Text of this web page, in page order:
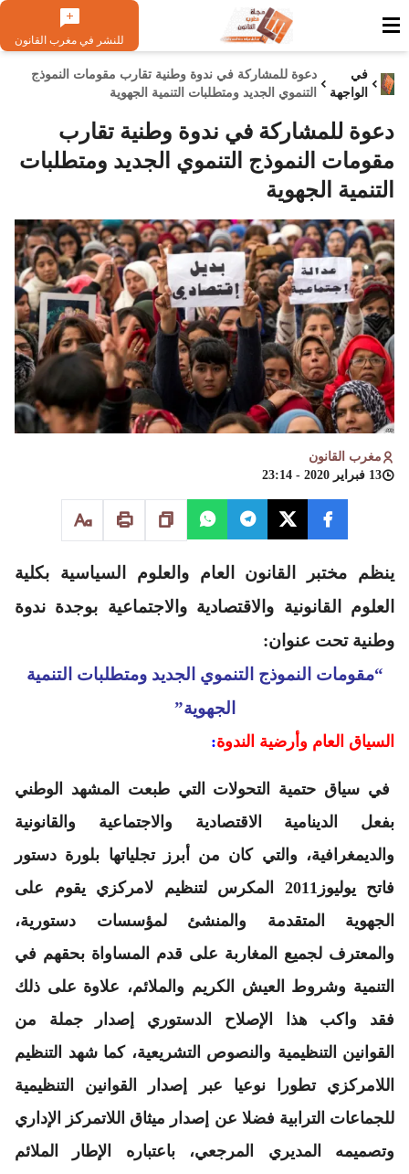
للنشر في مغرب القانون
في
الواجهة
دعوة للمشاركة في ندوة وطنية تقارب مقومات النموذج
التنموي الجديد ومتطلبات التنمية الجهوية
دعوة للمشاركة في ندوة وطنية تقارب
مقومات النموذج التنموي الجديد ومتطلبات
التنمية الجهوية
مغرب القانون
13 فبراير 2020 - 23:14
ينظم مختبر القانون العام والعلوم السياسية بكلية
العلوم القانونية والاقتصادية والاجتماعية بوجدة ندوة
وطنية تحت عنوان:
“مقومات النموذج التنموي الجديد ومتطلبات التنمية
الجهوية”
السياق العام وأرضية الندوة:
في سياق حتمية التحولات التي طبعت المشهد الوطني
بفعل الدينامية الاقتصادية والاجتماعية والقانونية
والديمغرافية، والتي كان من أبرز تجلياتها بلورة دستور
فاتح يوليوز2011 المكرس لتنظيم لامركزي يقوم على
الجهوية المتقدمة والمنشئ لمؤسسات دستورية،
والمعترف لجميع المغاربة على قدم المساواة بحقهم في
التنمية وشروط العيش الكريم والملائم، علاوة على ذلك
فقد واكب هذا الإصلاح الدستوري إصدار جملة من
القوانين التنظيمية والنصوص التشريعية، كما شهد التنظيم
اللامركزي تطورا نوعيا عبر إصدار القوانين التنظيمية
للجماعات الترابية فضلا عن إصدار ميثاق اللاتمركز الإداري
وتصميمه المديري المرجعي، باعتباره الإطار الملائم